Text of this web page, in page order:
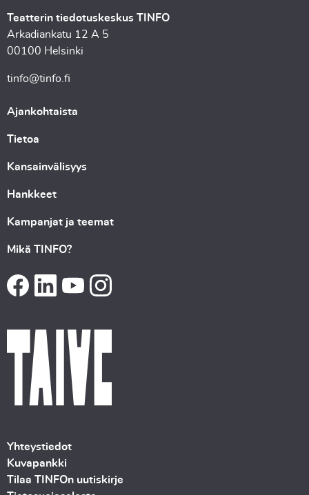
Teatterin tiedotuskeskus TINFO
Arkadiankatu 12 A 5
00100 Helsinki
tinfo@tinfo.fi
Ajankohtaista
Tietoa
Kansainvälisyys
Hankkeet
Kampanjat ja teemat
Mikä TINFO?
Yhteystiedot
Kuvapankki
Tilaa TINFOn uutiskirje